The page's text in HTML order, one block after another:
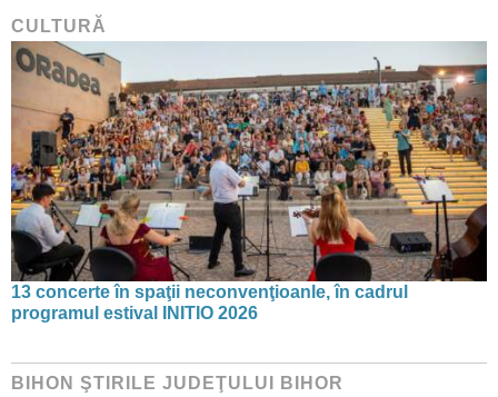
CULTURĂ
13 concerte în spaţii neconvenţioanle, în cadrul
programul estival INITIO 2026
BIHON ŞTIRILE JUDEŢULUI BIHOR